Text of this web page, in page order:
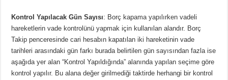
Kontrol Yapılacak Gün Sayısı: Borç kapama yapılırken vadeli
hareketlerin vade kontrolünü yapmak için kullanılan alandır. Borç
Takip penceresinde cari hesabın kapatılan iki hareketinin vade
tarihleri arasındaki gün farkı burada belirtilen gün sayısından fazla ise
aşağıda yer alan “Kontrol Yapıldığında” alanında yapılan seçime göre
kontrol yapılır. Bu alana değer girilmediği taktirde herhangi bir kontrol